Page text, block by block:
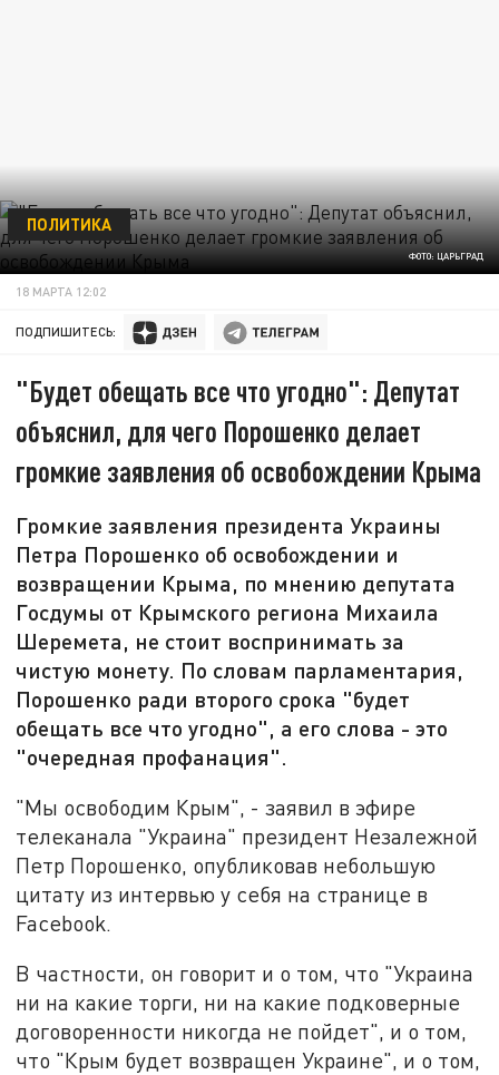
ФОТО: ЦАРЬГРАД
ПОЛИТИКА
18 МАРТА 12:02
ПОДПИШИТЕСЬ:
"Будет обещать все что угодно": Депутат
объяснил, для чего Порошенко делает
громкие заявления об освобождении Крыма
Громкие заявления президента Украины
Петра Порошенко об освобождении и
возвращении Крыма, по мнению депутата
Госдумы от Крымского региона Михаила
Шеремета, не стоит воспринимать за
чистую монету. По словам парламентария,
Порошенко ради второго срока "будет
обещать все что угодно", а его слова - это
"очередная профанация".
"Мы освободим Крым", - заявил в эфире
телеканала "Украина" президент Незалежной
Петр Порошенко, опубликовав небольшую
цитату из интервью у себя на странице в
Facebook.
В частности, он говорит и о том, что "Украина
ни на какие торги, ни на какие подковерные
договоренности никогда не пойдет", и о том,
что "Крым будет возвращен Украине", и о том,